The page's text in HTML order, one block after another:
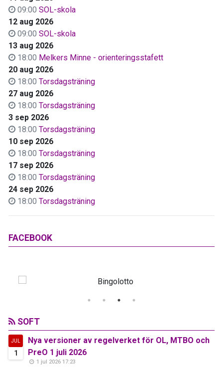
09:00 SOL-skola
12 aug 2026
09:00 SOL-skola
13 aug 2026
18:00 Melkers Minne - orienteringsstafett
20 aug 2026
18:00 Torsdagsträning
27 aug 2026
18:00 Torsdagsträning
3 sep 2026
18:00 Torsdagsträning
10 sep 2026
18:00 Torsdagsträning
17 sep 2026
18:00 Torsdagsträning
24 sep 2026
18:00 Torsdagsträning
FACEBOOK
SOFT
JUL
1
Nya versioner av regelverket för OL, MTBO och
PreO 1 juli 2026
1 jul 2026 17:23